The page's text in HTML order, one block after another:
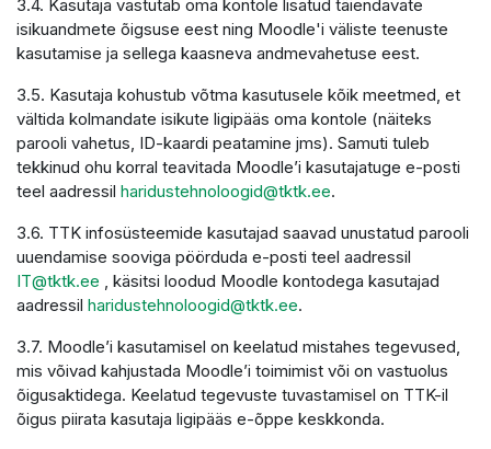
3.4. Kasutaja vastutab oma kontole lisatud täiendavate
isikuandmete õigsuse eest ning Moodle'i väliste teenuste
kasutamise ja sellega kaasneva andmevahetuse eest.
3.5. Kasutaja kohustub võtma kasutusele kõik meetmed, et
vältida kolmandate isikute ligipääs oma kontole (näiteks
parooli vahetus, ID-kaardi peatamine jms). Samuti tuleb
tekkinud ohu korral teavitada Moodle’i kasutajatuge e-posti
teel aadressil haridustehnoloogid@tktk.ee.
3.6. TTK infosüsteemide kasutajad saavad unustatud parooli
uuendamise sooviga pöörduda e-posti teel aadressil
IT@tktk.ee , käsitsi loodud Moodle kontodega kasutajad
aadressil haridustehnoloogid@tktk.ee.
3.7. Moodle’i kasutamisel on keelatud mistahes tegevused,
mis võivad kahjustada Moodle’i toimimist või on vastuolus
õigusaktidega. Keelatud tegevuste tuvastamisel on TTK-il
õigus piirata kasutaja ligipääs e-õppe keskkonda.